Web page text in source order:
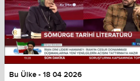
Bu Ülke - 18 04 2026